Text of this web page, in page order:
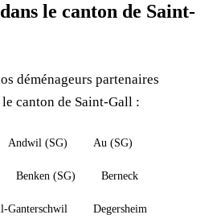
le canton de Saint-
déménageurs partenaires
canton de Saint-Gall :
Andwil (SG) Au (SG)
Benken (SG) Berneck
Ganterschwil Degersheim